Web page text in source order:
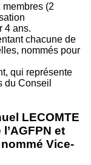
membres (2
4 ans.
chacune de
nommés pour
qui représente
du Conseil
LECOMTE
et
Vice-